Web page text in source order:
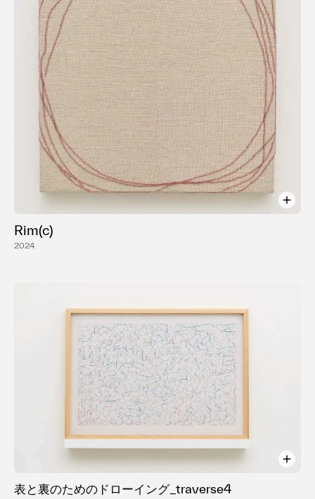
2024
Rim(c)
表と裏のためのドローイング_traverse4